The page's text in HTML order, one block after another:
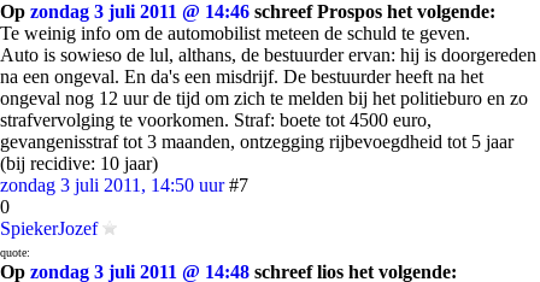
Op zondag 3 juli 2011 @ 14:46 schreef Prospos het volgende:
Te weinig info om de automobilist meteen de schuld te geven.
Auto is sowieso de lul, althans, de bestuurder ervan: hij is doorgereden
na een ongeval. En da's een misdrijf. De bestuurder heeft na het
ongeval nog 12 uur de tijd om zich te melden bij het politieburo en zo
strafvervolging te voorkomen. Straf: boete tot 4500 euro,
gevangenisstraf tot 3 maanden, ontzegging rijbevoegdheid tot 5 jaar
(bij recidive: 10 jaar)
zondag 3 juli 2011, 14:50 uur #7
0
SpiekerJozef
quote:
Op zondag 3 juli 2011 @ 14:48 schreef lios het volgende: